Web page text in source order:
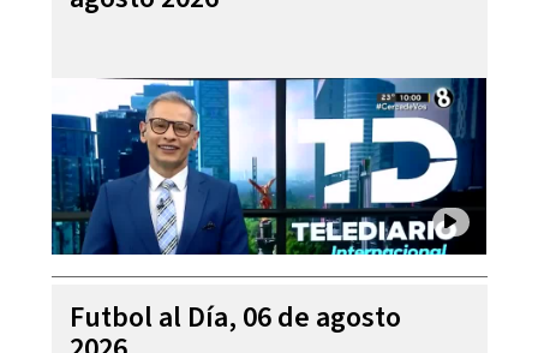
Futbol al Día, 06 de agosto